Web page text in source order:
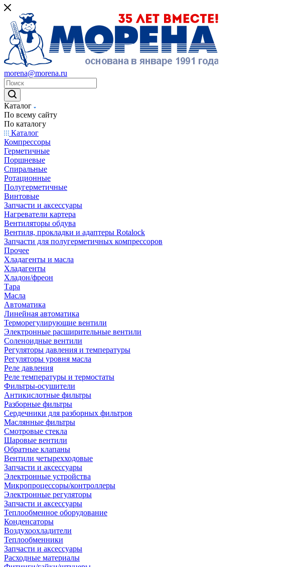
morena@morena.ru
Каталог
По всему сайту
По каталогу
Каталог
Компрессоры
Герметичные
Поршневые
Спиральные
Ротационные
Полугерметичные
Винтовые
Запчасти и аксессуары
Нагреватели картера
Вентиляторы обдува
Вентиля, прокладки и адаптеры Rotalock
Запчасти для полугерметичных компрессоров
Прочее
Хладагенты и масла
Хладагенты
Хладон/фреон
Тара
Масла
Автоматика
Линейная автоматика
Терморегулирующие вентили
Электронные расширительные вентили
Соленоидные вентили
Регуляторы давления и температуры
Регуляторы уровня масла
Реле давления
Реле температуры и термостаты
Фильтры-осушители
Антикислотные фильтры
Разборные фильтры
Сердечники для разборных фильтров
Маслянные фильтры
Смотровые стекла
Шаровые вентили
Обратные клапаны
Вентили четырехходовые
Запчасти и аксессуары
Электронные устройства
Микропроцессоры/контроллеры
Электронные регуляторы
Запчасти и аксессуары
Теплообменное оборудование
Конденсаторы
Воздухоохладители
Теплообменники
Запчасти и аксессуары
Расходные материалы